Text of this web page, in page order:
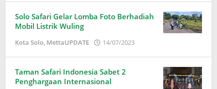
Solo Safari Gelar Lomba Foto Berhadiah
Mobil Listrik Wuling
Kota Solo, MettaUPDATE 14/07/2023
Taman Safari Indonesia Sabet 2
Penghargaan Internasional